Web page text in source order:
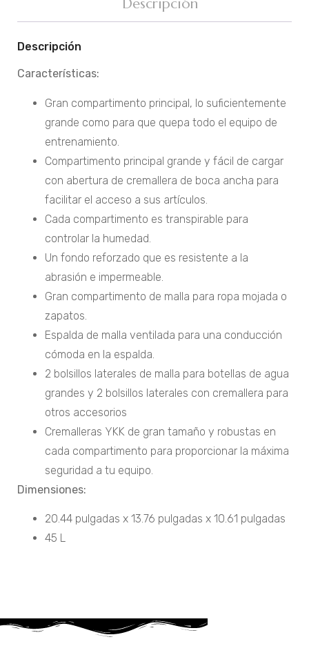
Descripción
Descripción
Características:
Gran compartimento principal, lo suficientemente
grande como para que quepa todo el equipo de
entrenamiento.
Compartimento principal grande y fácil de cargar
con abertura de cremallera de boca ancha para
facilitar el acceso a sus artículos.
Cada compartimento es transpirable para
controlar la humedad.
Un fondo reforzado que es resistente a la
abrasión e impermeable.
Gran compartimento de malla para ropa mojada o
zapatos.
Espalda de malla ventilada para una conducción
cómoda en la espalda.
2 bolsillos laterales de malla para botellas de agua
grandes y 2 bolsillos laterales con cremallera para
otros accesorios
Cremalleras YKK de gran tamaño y robustas en
cada compartimento para proporcionar la máxima
seguridad a tu equipo.
Dimensiones:
20.44 pulgadas x 13.76 pulgadas x 10.61 pulgadas
45 L